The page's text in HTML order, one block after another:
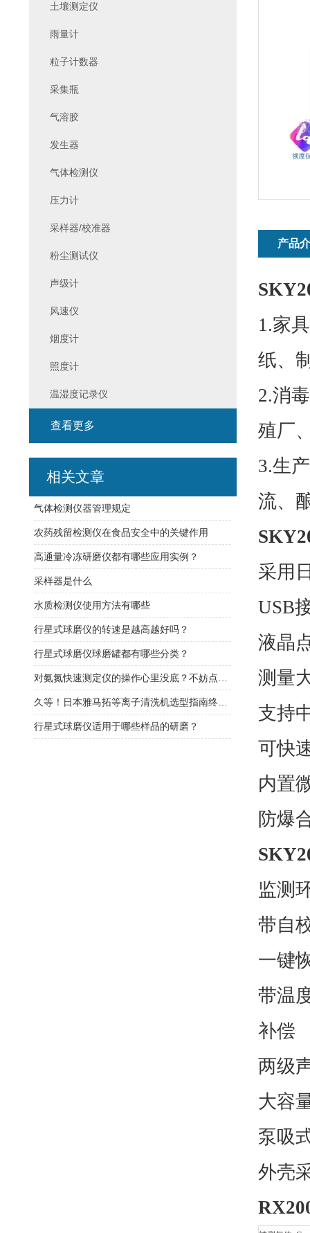
产品
1.家
纸、
2.消
殖厂
3.生
流、
采用
USB
液晶
测量
支持
可快
内置
防爆
监测
带自
一键
带温
补偿
两级
大容
泵吸
外壳
土壤测定仪
雨量计
粒子计数器
采集瓶
气溶胶
发生器
气体检测仪
压力计
采样器/校准器
粉尘测试仪
声级计
风速仪
烟度计
照度计
温湿度记录仪
查看更多
相关文章
气体检测仪器管理规定
农药残留检测仪在食品安全中的关键作用
高通量冷冻研磨仪都有哪些应用实例？
采样器是什么
水质检测仪使用方法有哪些
行星式球磨仪的转速是越高越好吗？
行星式球磨仪球磨罐都有哪些分类？
行星式球磨仪适用于哪些样品的研磨？